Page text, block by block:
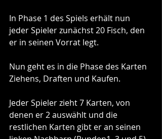
In Phase 1 des Spiels erhält nun
jeder Spieler zunächst 20 Fisch, den
er in seinen Vorrat legt.
Nun geht es in die Phase des Karten
Ziehens, Draften und Kaufen.
Jeder Spieler zieht 7 Karten, von
denen er 2 auswählt und die
restlichen Karten gibt er an seinen